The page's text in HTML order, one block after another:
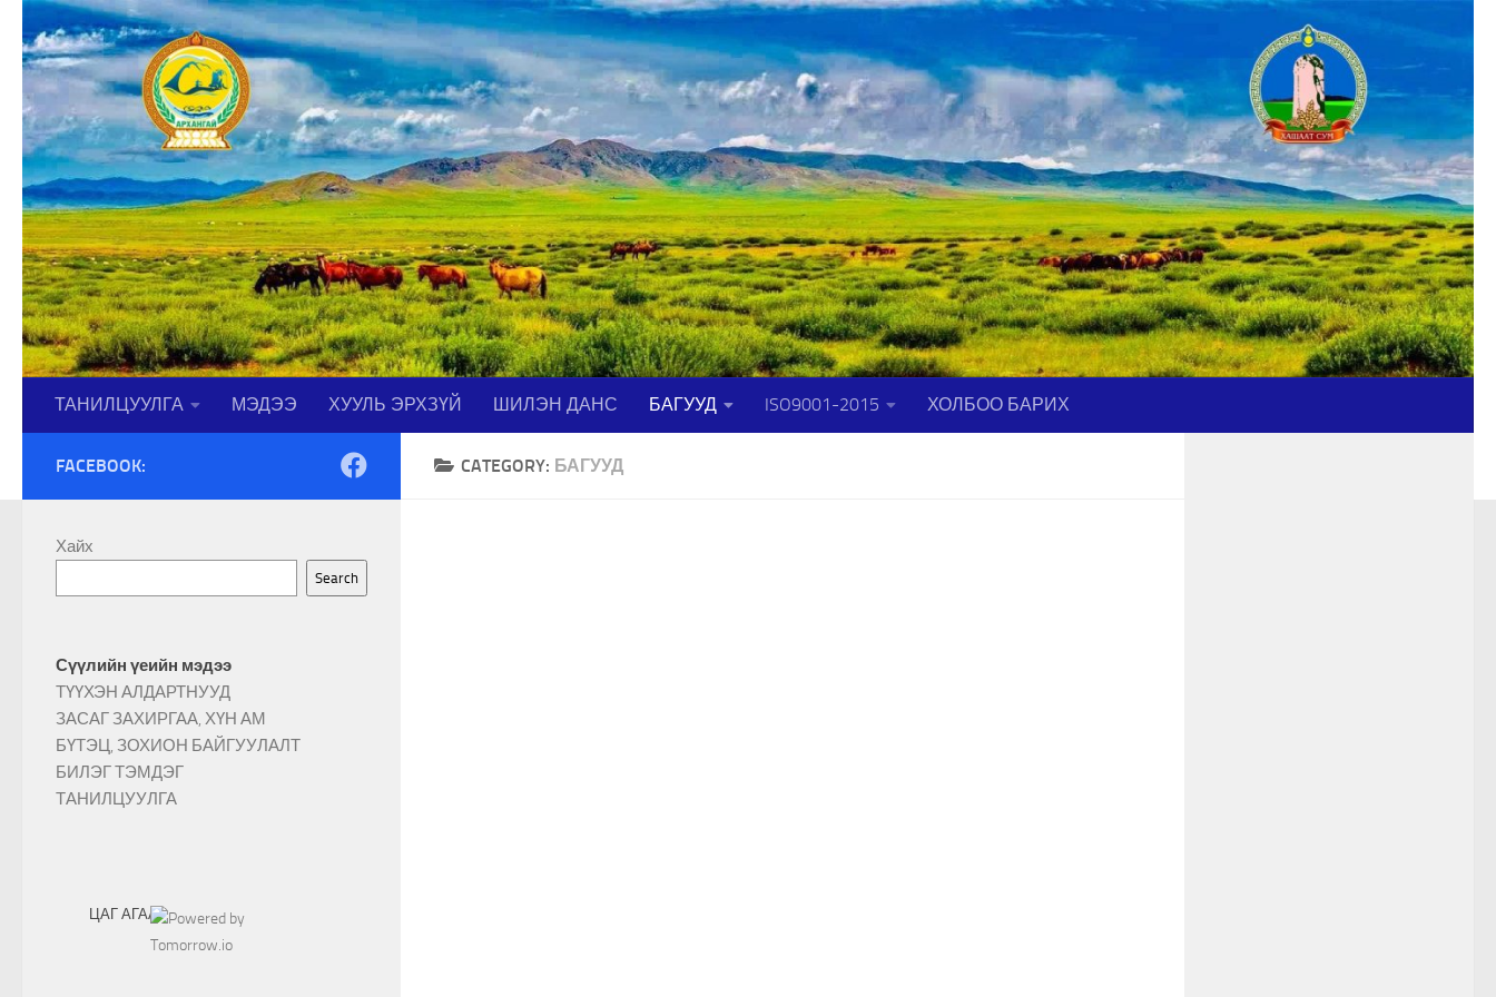
Skip to content
ТАНИЛЦУУЛГА МЭДЭЭ ХУУЛЬ ЭРХЗҮЙ ШИЛЭН ДАНС БАГУУД ISO9001-2015 ХОЛБОО БАРИХ
CATEGORY: БАГУУД
FACEBOOK:
Хайх
Search
Сүүлийн үеийн мэдээ
ТҮҮХЭН АЛДАРТНУУД
ЗАСАГ ЗАХИРГАА, ХҮН АМ
БҮТЭЦ, ЗОХИОН БАЙГУУЛАЛТ
БИЛЭГ ТЭМДЭГ
ТАНИЛЦУУЛГА
ЦАГ АГААР